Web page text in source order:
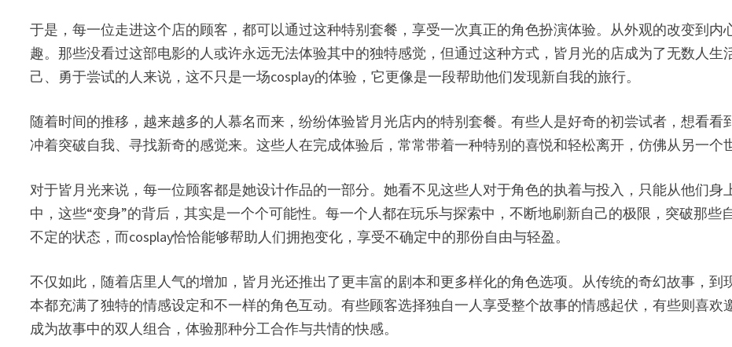
于是，每一位走进这个店的顾客，都可以通过这种特别套餐，享受一次真正的角色扮演体验。从外观的改变到
趣。那些没看过这部电影的人或许永远无法体验其中的独特感觉，但通过这种方式，皆月光的店成为了无数人生
己、勇于尝试的人来说，这不只是一场cosplay的体验，它更像是一段帮助他们发现新自我的旅行。
随着时间的推移，越来越多的人慕名而来，纷纷体验皆月光店内的特别套餐。有些人是好奇的初尝试者，想看
冲着突破自我、寻找新奇的感觉来。这些人在完成体验后，常常带着一种特别的喜悦和轻松离开，仿佛从另一个
对于皆月光来说，每一位顾客都是她设计作品的一部分。她看不见这些人对于角色的执着与投入，只能从他们
中，这些“变身”的背后，其实是一个个可能性。每一个人都在玩乐与探索中，不断地刷新自己的极限，突破那
不定的状态，而cosplay恰恰能够帮助人们拥抱变化，享受不确定中的那份自由与轻盈。
不仅如此，随着店里人气的增加，皆月光还推出了更丰富的剧本和更多样化的角色选项。从传统的奇幻故事，
本都充满了独特的情感设定和不一样的角色互动。有些顾客选择独自一人享受整个故事的情感起伏，有些则喜欢
成为故事中的双人组合，体验那种分工合作与共情的快感。